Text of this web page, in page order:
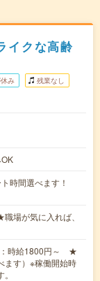
イクな高齢
み 残業なし
時間選べます！
が気に入れば、
：時給1800円～ ★
ます）※稼働開始時